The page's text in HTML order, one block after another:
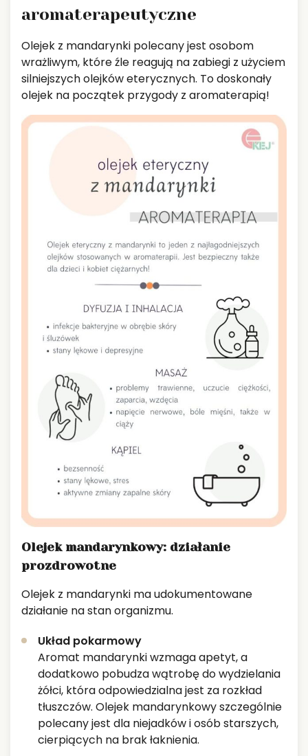
aromaterapeutyczne
Olejek z mandarynki polecany jest osobom
wrażliwym, które źle reagują na zabiegi z użyciem
silniejszych olejków eterycznych. To doskonały
olejek na początek przygody z aromaterapią!
Olejek mandarynkowy: działanie
prozdrowotne
Olejek z mandarynki ma udokumentowane
działanie na stan organizmu.
Układ pokarmowy
Aromat mandarynki wzmaga apetyt, a
dodatkowo pobudza wątrobę do wydzielania
żółci, która odpowiedzialna jest za rozkład
tłuszczów. Olejek mandarynkowy szczególnie
polecany jest dla niejadków i osób starszych,
cierpiących na brak łaknienia.